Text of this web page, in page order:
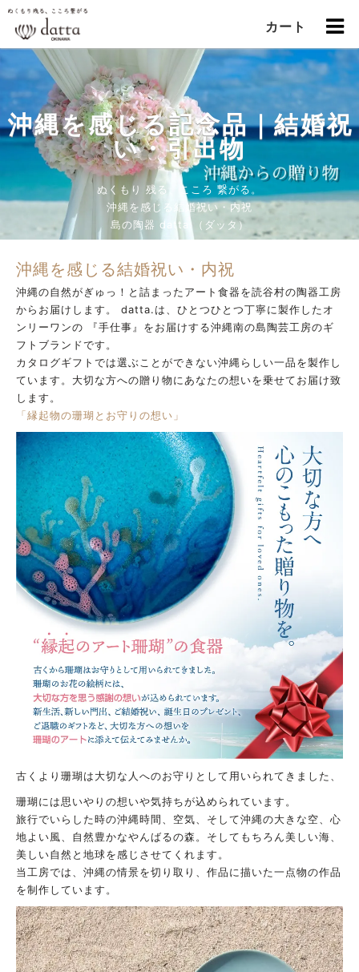
カート
沖縄を感じる記念品｜結婚祝
い・引出物
ぬくもり 残る、こころ 繋がる。
沖縄を感じる結婚祝い・内祝
島の陶器 datta.（ダッタ）
沖縄を感じる結婚祝い・内祝
沖縄の自然がぎゅっ！と詰まったアート食器を読谷村の陶器工房
からお届けします。 datta.は、ひとつひとつ丁寧に製作したオ
ンリーワンの 『手仕事』をお届けする沖縄南の島陶芸工房のギ
フトブランドです。
カタログギフトでは選ぶことができない沖縄らしい一品を製作し
ています。大切な方への贈り物にあなたの想いを乗せてお届け致
します。
「縁起物の珊瑚とお守りの想い」
古くより珊瑚は大切な人へのお守りとして用いられてきました、
珊瑚には思いやりの想いや気持ちが込められています。
旅行でいらした時の沖縄時間、空気、そして沖縄の大きな空、心
地よい風、自然豊かなやんばるの森。そしてもちろん美しい海、
美しい自然と地球を感じさせてくれます。
当工房では、沖縄の情景を切り取り、作品に描いた一点物の作品
を制作しています。